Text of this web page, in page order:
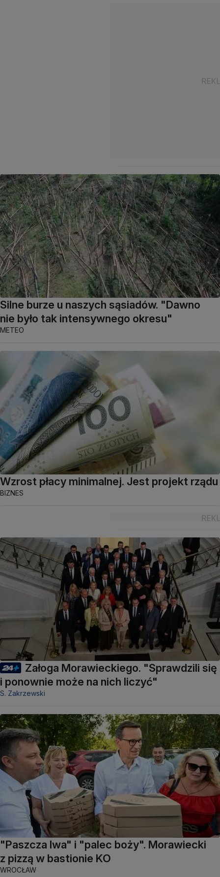
Silne burze u naszych sąsiadów. "Dawno
nie było tak intensywnego okresu"
METEO
Wzrost płacy minimalnej. Jest projekt rządu
BIZNES
Załoga Morawieckiego. "Sprawdzili się
i ponownie może na nich liczyć"
S. Zakrzewski
"Paszcza lwa" i "palec boży". Morawiecki
z pizzą w bastionie KO
WROCŁAW